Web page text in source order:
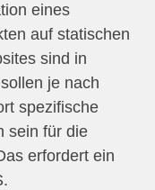
eines
auf statischen
sind in
je nach
spezifische
sein für die
erfordert ein